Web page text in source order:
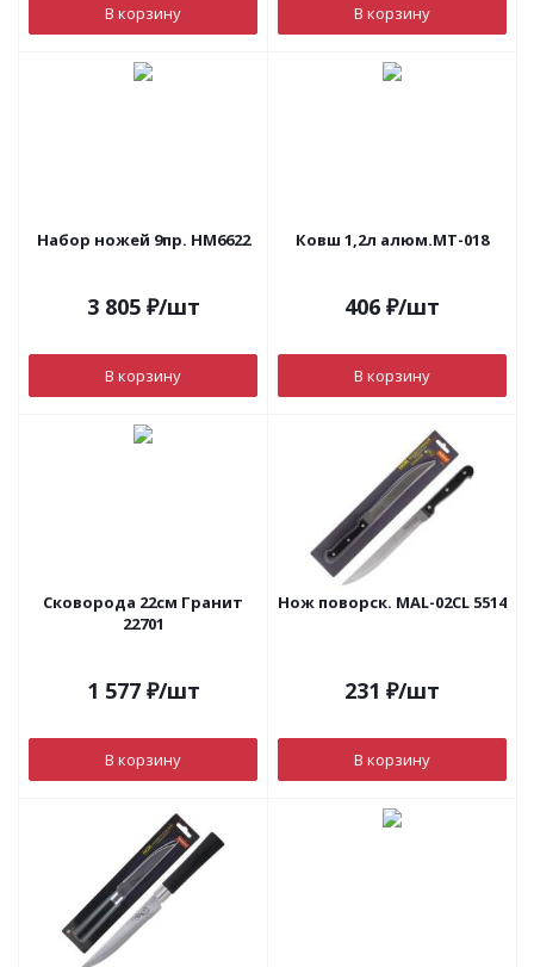
В корзину В корзину
Набор ножей 9пр. НМ6622
3 805₽/шт
В корзину
Ковш 1,2л алюм.МТ-018
406 ₽/шт
В корзину
Сковорода 22см Гранит
22701
1 577₽/шт
В корзину
Нож поворск. MAL-02CL 5514
231 ₽/шт
В корзину